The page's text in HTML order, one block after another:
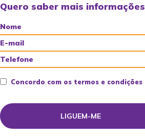
Quero saber mais informações
Concordo com os termos e condições